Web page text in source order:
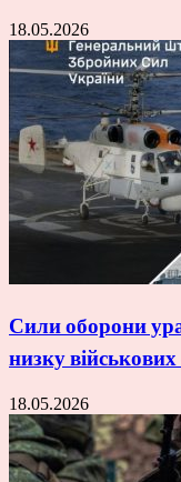
18.05.2026
Сили оборони
низку
18.05.2026